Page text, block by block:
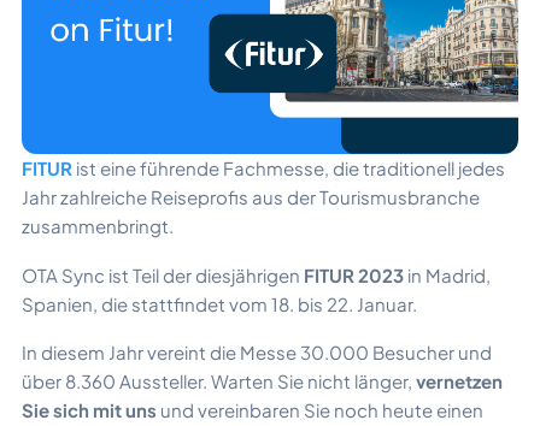
FITUR ist eine führende Fachmesse, die traditionell jedes
Jahr zahlreiche Reiseprofis aus der Tourismusbranche
zusammenbringt.
OTA Sync ist Teil der diesjährigen FITUR 2023 in Madrid,
Spanien, die stattfindet vom 18. bis 22. Januar.
In diesem Jahr vereint die Messe 30.000 Besucher und
über 8.360 Aussteller. Warten Sie nicht länger, vernetzen
Sie sich mit uns und vereinbaren Sie noch heute einen